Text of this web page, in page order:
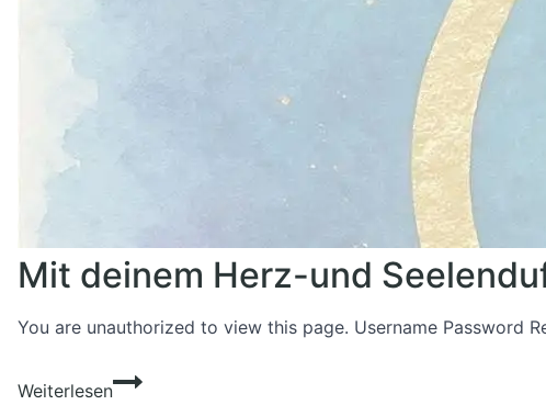
Mit deinem Herz-und
You are unauthorized to view this page. Username Password
Weiterlesen
Mit